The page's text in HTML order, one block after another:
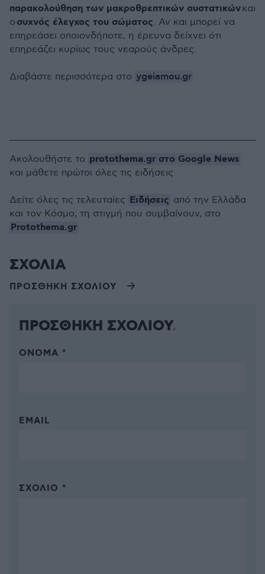
παρακολούθηση των μακροθρεπτικών συστατικώνκαι
ο συχνός έλεγχος του σώματος. Αν και μπορεί να
επηρεάσει οποιονδήποτε, η έρευνα δείχνει ότι
επηρεάζει κυρίως τους νεαρούς άνδρες.
Διαβάστε περισσότερα στο ygeiamou.gr
Ακολουθήστε το protothema.gr στο Google News
και μάθετε πρώτοι όλες τις ειδήσεις
Δείτε όλες τις τελευταίες Ειδήσεις από την Ελλάδα
και τον Κόσμο, τη στιγμή που συμβαίνουν, στο
Protothema.gr
ΣΧΟΛΙΑ
ΠΡΟΣΘΗΚΗ ΣΧΟΛΙΟΥ
ΠΡΟΣΘΗΚΗ ΣΧΟΛΙΟΥ
ΌΝΟΜΑ *
EMAIL
ΣΧΌΛΙΟ *